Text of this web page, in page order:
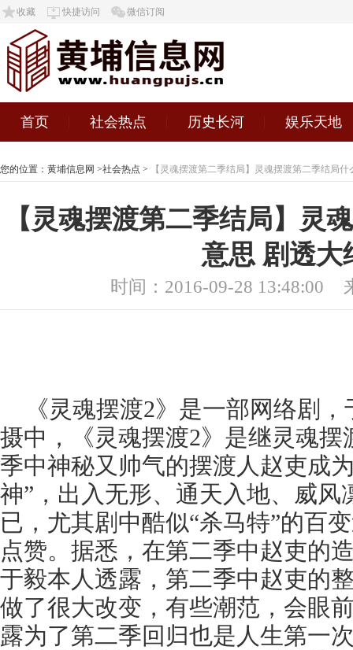
收藏 快捷访问 微信订阅
首页 社会热点 历史长河 娱乐天地
您的位置： 黄埔信息网 >社会热点 > 【灵魂摆渡第二季结局】灵魂摆渡第二季结局
【灵魂摆渡第二季结局】灵
意思 剧透大
时间：2016-09-28 13:48:00
《灵魂摆渡2》是一部网络剧
摄中，《灵魂摆渡2》是继灵魂
季中神秘又帅气的摆渡人赵吏成
神”，出入无形、通天入地、威风
已，尤其剧中酷似“杀马特”的百
点赞。据悉，在第二季中赵吏的
于毅本人透露，第二季中赵吏的
做了很大改变，有些潮范，会眼
露为了第二季回归也是人生第一